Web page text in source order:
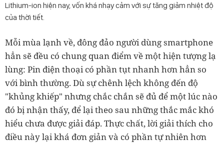
Lithium-ion hiện nay, vốn khá nhạy cảm với sự tăng giảm nhiệt độ
của thời tiết.
Mỗi mùa lạnh về, đông đảo người dùng smartphone
hẳn sẽ đều có chung quan điểm về một hiện tượng lạ
lùng: Pin điện thoại có phần tụt nhanh hơn hẳn so
với bình thường. Dù sự chênh lệch không đến độ
"khủng khiếp" nhưng chắc chắn sẽ đủ để một lúc nào
đó bị nhận thấy, để lại theo sau những thắc mắc khó
hiểu chưa được giải đáp. Thực chất, lời giải thích cho
điều này lại khá đơn giản và có phần tự nhiên hơn